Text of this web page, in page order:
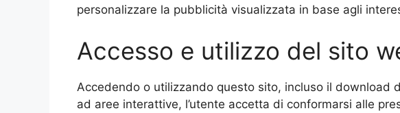
personalizzare la pubblicità visualizzata in base agli
Accesso e utilizzo del sito
Accedendo o utilizzando questo sito, incluso il download
ad aree interattive, l’utente accetta di conformarsi alle